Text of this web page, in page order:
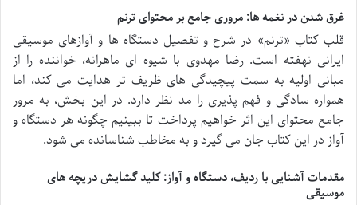
غرق شدن در نغمه ها: مروری جامع بر محتوای ترنم
قلب کتاب «ترنم» در شرح و تفصیل دستگاه ها و آوازهای موسیقی
ایرانی نهفته است. رضا مهدوی با شیوه ای ماهرانه، خواننده را از
مبانی اولیه به سمت پیچیدگی های ظریف تر هدایت می کند، اما
همواره سادگی و فهم پذیری را مد نظر دارد. در این بخش، به مرور
جامع محتوای این اثر خواهیم پرداخت تا ببینیم چگونه هر دستگاه و
آواز در این کتاب جان می گیرد و به مخاطب شناسانده می شود.
مقدمات آشنایی با ردیف، دستگاه و آواز: کلید گشایش دریچه های
موسیقی